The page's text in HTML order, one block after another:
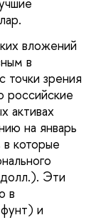
вложений
в
точки зрения
активах
на январь
которые
Эти
в
и